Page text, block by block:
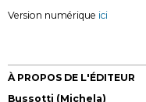
Version numérique ici
À PROPOS DE L'ÉDITEUR
Bussotti (Michela)